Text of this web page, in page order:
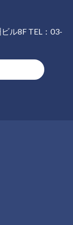
ル8F TEL：03-